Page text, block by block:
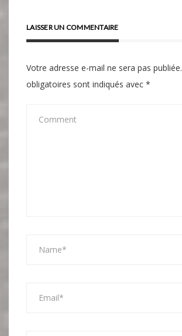
LAISSER UN COMMENTAIRE
Votre adresse e-mail ne sera pas publiée.
obligatoires sont indiqués avec *